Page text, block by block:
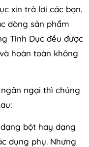
xin trả lơi các bạn.
dòng sản phẩm
Tình Dục đều được
hoàn toàn không
ngại thì chúng
bột hay dạng
dụng phụ. Nhưng